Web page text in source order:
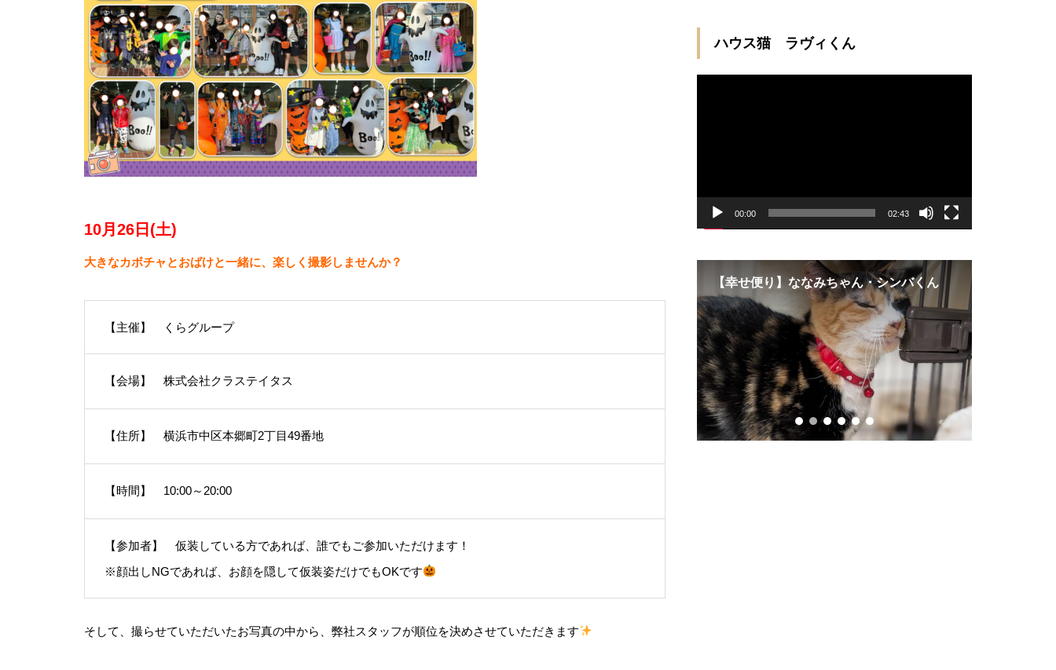
10月26日(土)
大きなカボチャとおばけと一緒に、楽しく撮影しませんか？
【主催】 くらグループ
【会場】 株式会社クラステイタス
【住所】 横浜市中区本郷町2丁目49番地
【時間】 10:00～20:00
【参加者】 仮装している方であれば、誰でもご参加いただけます！
※顔出しNGであれば、お顔を隠して仮装姿だけでもOKです
そして、撮らせていただいたお写真の中から、弊社スタッフが順位を決めさせていただきます
ハウス猫 ラヴィくん
00:00 02:43
【幸せ便り】ななみちゃん・シンバくん